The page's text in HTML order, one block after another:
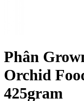
Phân
Orchid
425gram